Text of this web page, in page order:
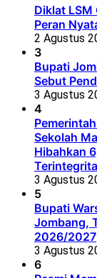
Diklat LSM
Peran
2 Agustus
3
Bupati
Sebut
3 Agustus
4
Sekolah
Hibahkan
3 Agustus
5
Bupati
Jombang,
2026/2027
3 Agustus
6